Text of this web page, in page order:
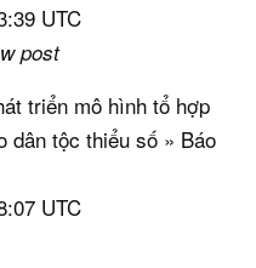
UTC
post
triển mô hình tổ hợp
dân tộc thiểu số » Báo
UTC